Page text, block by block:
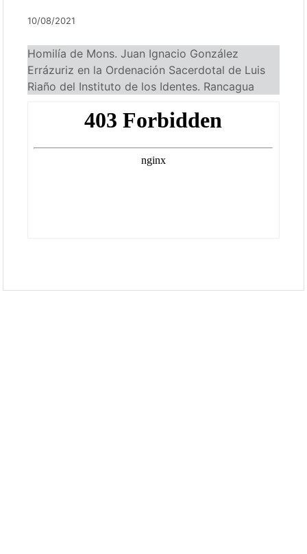
10/08/2021
Homilía de Mons. Juan Ignacio González
Errázuriz en la Ordenación Sacerdotal de Luis
Riaño del Instituto de los Identes. Rancagua